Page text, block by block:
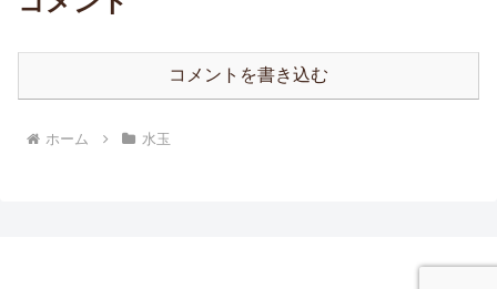
コメントを書き込む
ホーム 水玉